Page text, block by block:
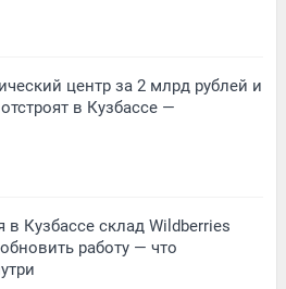
центр за 2 млрд рублей и
в Кузбассе —
Кузбассе склад Wildberries
работу — что